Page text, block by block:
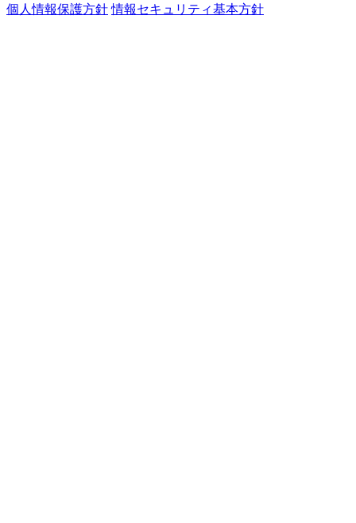
個人情報保護方針 情報セキュリティ基本方針